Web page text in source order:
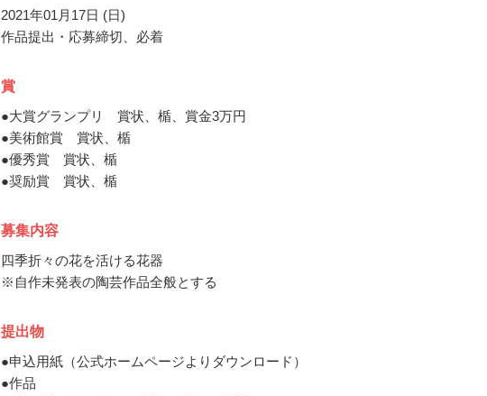
2021年01月17日 (日)
作品提出・応募締切、必着
賞
●大賞グランプリ 賞状、楯、賞金3万円
●美術館賞 賞状、楯
●優秀賞 賞状、楯
●奨励賞 賞状、楯
募集内容
四季折々の花を活ける花器
※自作未発表の陶芸作品全般とする
提出物
●申込用紙（公式ホームページよりダウンロード）
●作品